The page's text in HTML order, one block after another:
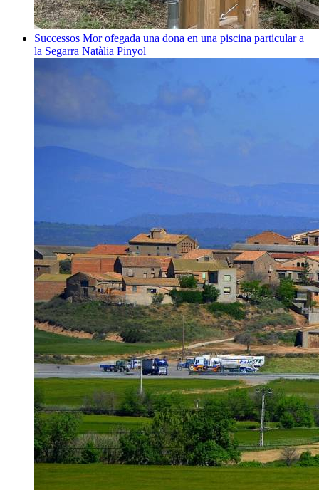
Successos Mor ofegada una dona en una piscina particular a
la Segarra Natàlia Pinyol